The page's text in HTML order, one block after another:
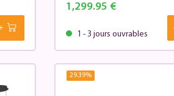
1,299.95 €
1 - 3 jours ouvrables
29.39%